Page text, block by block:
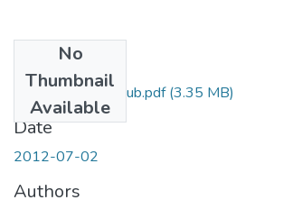
No
Thumbnail
Available
Ms.EBM.Benyagoub.pdf(3.35 MB)
Date
2012-07-02
Authors